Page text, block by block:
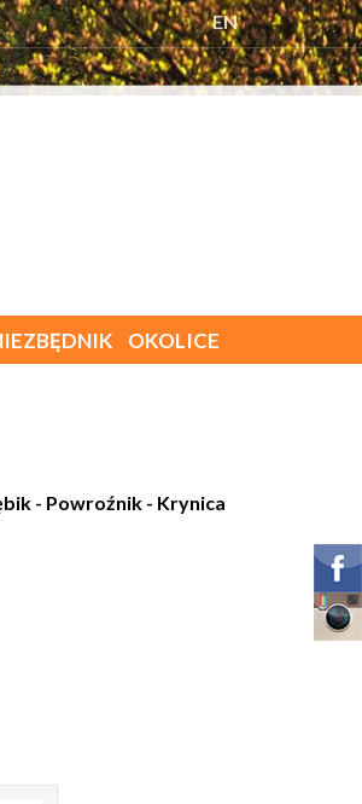
EN
OKOLICE
- Powroźnik - Krynica